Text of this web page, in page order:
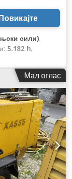
сили),
5.182 h,
Мал оглас